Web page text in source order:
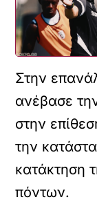
Στην
ανέβασε
στην
την
κατάκτηση
πόντων.